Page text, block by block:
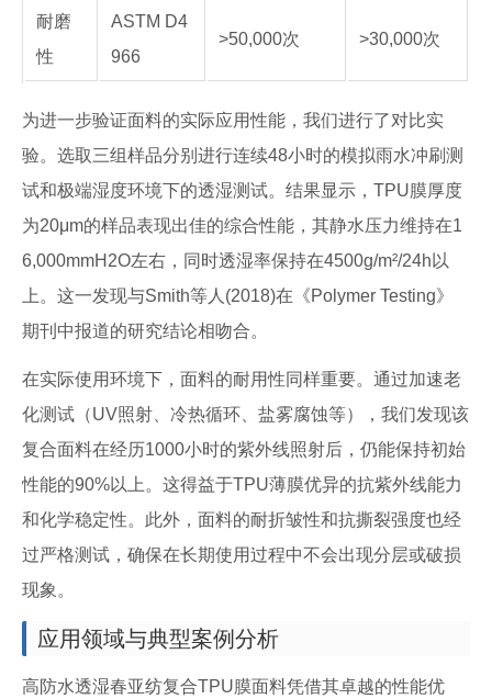
耐磨
性
ASTM D4
966
>50,000次 >30,000次
为进一步验证面料的实际应用性能，我们进行了对比实
验。选取三组样品分别进行连续48小时的模拟雨水冲刷测
试和极端湿度环境下的透湿测试。结果显示，TPU膜厚度
为20μm的样品表现出佳的综合性能，其静水压力维持在1
6,000mmH2O左右，同时透湿率保持在4500g/m²/24h以
上。这一发现与Smith等人(2018)在《Polymer Testing》
期刊中报道的研究结论相吻合。
在实际使用环境下，面料的耐用性同样重要。通过加速老
化测试（UV照射、冷热循环、盐雾腐蚀等），我们发现该
复合面料在经历1000小时的紫外线照射后，仍能保持初始
性能的90%以上。这得益于TPU薄膜优异的抗紫外线能力
和化学稳定性。此外，面料的耐折皱性和抗撕裂强度也经
过严格测试，确保在长期使用过程中不会出现分层或破损
现象。
应用领域与典型案例分析
高防水透湿春亚纺复合TPU膜面料凭借其卓越的性能优